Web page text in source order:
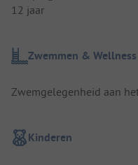
12 jaar
Zwemmen & Wellness
Zwemgelegenheid aan
Kinderen